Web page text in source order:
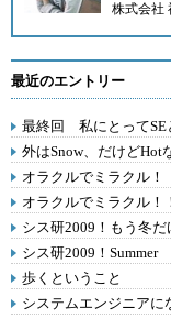
株式会社
最近のエントリー
最終回 私にとってSE
外はSnow、だけどHot
オラクルでミラクル
オラクルでミラクル
シス研2009！もう冬
シス研2009！
歩くということ
システムエンジニアに